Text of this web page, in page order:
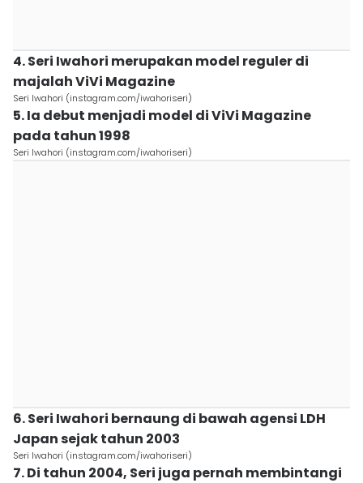
4. Seri Iwahori merupakan model reguler di
majalah ViVi Magazine
Seri Iwahori (instagram.com/iwahoriseri)
5. Ia debut menjadi model di ViVi Magazine
pada tahun 1998
Seri Iwahori (instagram.com/iwahoriseri)
6. Seri Iwahori bernaung di bawah agensi LDH
Japan sejak tahun 2003
Seri Iwahori (instagram.com/iwahoriseri)
7. Di tahun 2004, Seri juga pernah membintangi